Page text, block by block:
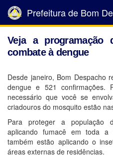
Prefeitura de Bom
Veja a
combate à dengue
Desde janeiro, Bom Despacho
dengue e 521 confirmações.
necessário que você se
criadouros do mosquito estão
Para proteger a população
aplicando fumacê em toda a
também estão aplicando o
áreas externas de residências.